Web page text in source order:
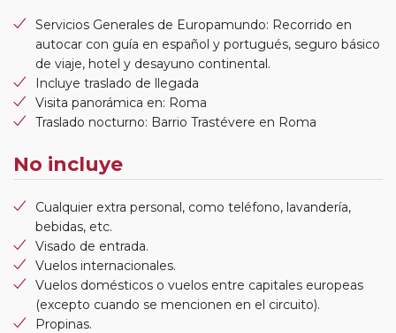
Servicios Generales de Europamundo: Recorrido en
autocar con guía en español y portugués, seguro básico
de viaje, hotel y desayuno continental.
Incluye traslado de llegada
Visita panorámica en: Roma
Traslado nocturno: Barrio Trastévere en Roma
No incluye
Cualquier extra personal, como teléfono, lavandería,
bebidas, etc.
Visado de entrada.
Vuelos internacionales.
Vuelos domésticos o vuelos entre capitales europeas
(excepto cuando se mencionen en el circuito).
Propinas.